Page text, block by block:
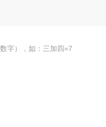
字），如：三加四=7